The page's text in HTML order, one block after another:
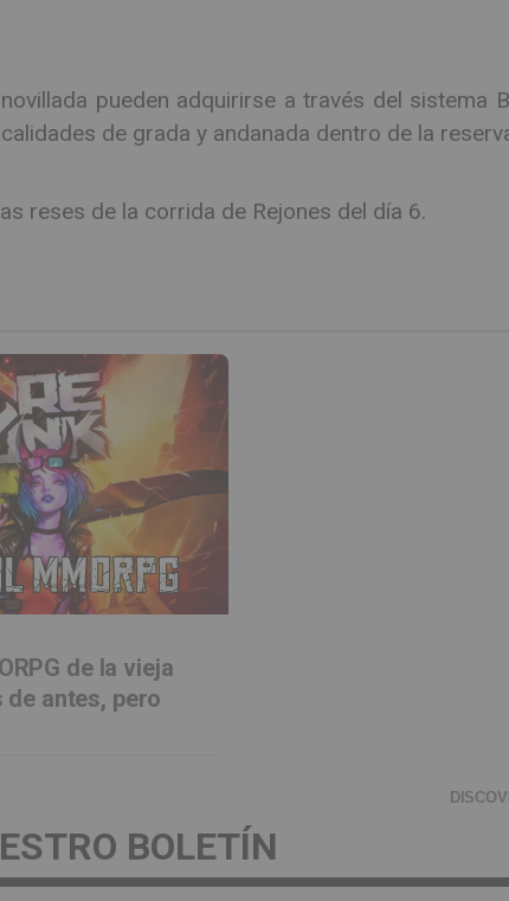
pueden adquirirse a través del sistema
de grada y andanada dentro de la
reses de la corrida de Rejones del día 6.
de la vieja
de antes, pero
BOLETÍN